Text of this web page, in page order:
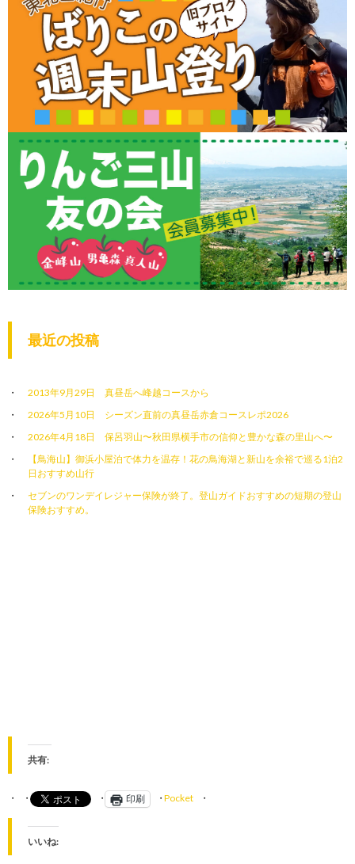
最近の投稿
2013年9月29日 真昼岳へ峰越コースから
2026年5月10日 シーズン直前の真昼岳赤倉コースレポ2026
2026年4月18日 保呂羽山〜秋田県横手市の信仰と豊かな森の里山へ〜
【鳥海山】御浜小屋泊で体力を温存！花の鳥海湖と新山を余裕で巡る1泊2
日おすすめ山行
セブンのワンデイレジャー保険が終了。登山ガイドおすすめの短期の登山
保険おすすめ。
共有:
印刷 Pocket
いいね: